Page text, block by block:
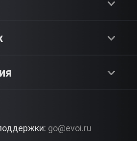
Premium
компании
Контакты
работает?
и ответы
подарки
go@evoi.ru